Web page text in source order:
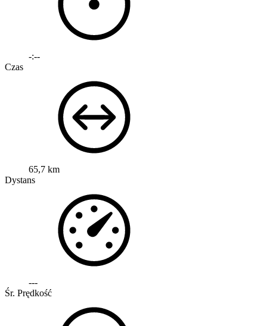
-:--
Czas
65,7 km
Dystans
---
Śr. Prędkość